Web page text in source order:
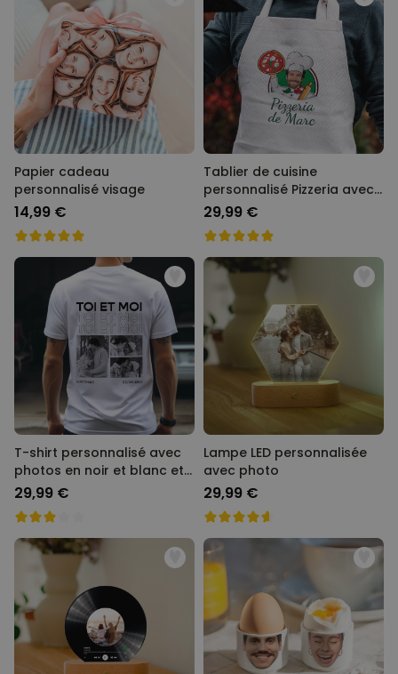
Papier cadeau
personnalisé visage
14,99 €
Tablier de cuisine
personnalisé Pizzeria avec
visage
29,99 €
T-shirt personnalisé avec
photos en noir et blanc et
texte
29,99 €
Lampe LED personnalisée
avec photo
29,99 €